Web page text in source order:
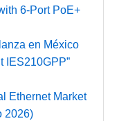
6-Port PoE+
en México
IES210GPP”
Ethernet Market
2026)